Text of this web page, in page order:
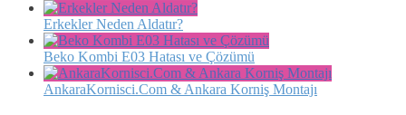
Erkekler Neden Aldatır?
Beko Kombi E03 Hatası ve Çözümü
AnkaraKornisci.Com & Ankara Korniş Montajı